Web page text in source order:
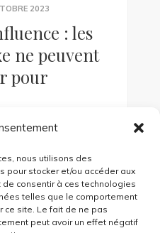
nous utilisons des
pour stocker et/ou accéder aux
consentir à ces technologies
telles que le comportement
ce site. Le fait de ne pas
peut avoir un effet négatif
2023
: les
ne peuvent
pour
est un fait de mode
posts d’images et